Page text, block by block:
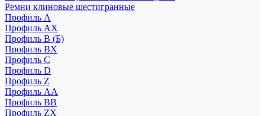
Ремни клиновые шестигранные
Профиль A
Профиль AX
Профиль B (Б)
Профиль BX
Профиль C
Профиль D
Профиль Z
Профиль АА
Профиль BB
Профиль ZX